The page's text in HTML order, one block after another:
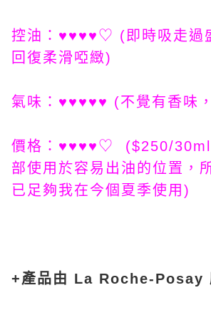
控油：♥♥♥♥♡ (即時吸走過
回復柔滑啞緻)
氣味：♥♥♥♥♥ (不覺有香味
價格：♥♥♥♥♡ ($250/30ml
部使用於容易出油的位置，
已足夠我在今個夏季使用)
+產品由 La Roche-Posay